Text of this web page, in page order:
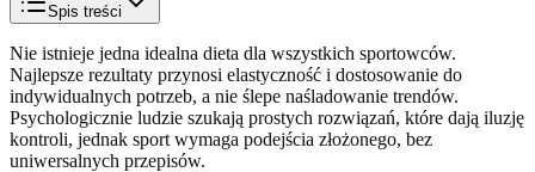
Spis treści
Nie istnieje jedna idealna dieta dla wszystkich sportowców.
Najlepsze rezultaty przynosi elastyczność i dostosowanie do
indywidualnych potrzeb, a nie ślepe naśladowanie trendów.
Psychologicznie ludzie szukają prostych rozwiązań, które dają iluzję
kontroli, jednak sport wymaga podejścia złożonego, bez
uniwersalnych przepisów.